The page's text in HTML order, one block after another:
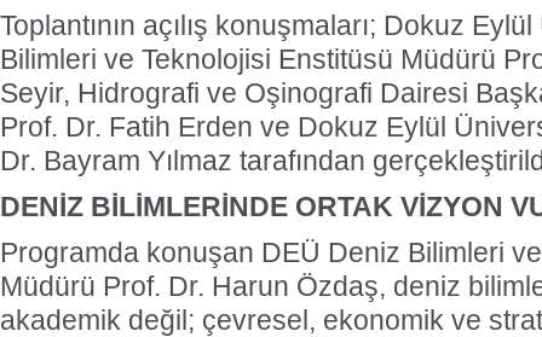
Toplantının açılış konuşmaları; Dokuz
Bilimleri ve Teknolojisi Enstitüsü Müdürü
Seyir, Hidrografi ve Oşinografi Dairesi
Prof. Dr. Fatih Erden ve Dokuz Eylül
Dr. Bayram Yılmaz tarafından
DENİZ BİLİMLERİNDE ORTAK VİZYON
Programda konuşan DEÜ Deniz Bilimleri
Müdürü Prof. Dr. Harun Özdaş, deniz
akademik değil; çevresel, ekonomik ve